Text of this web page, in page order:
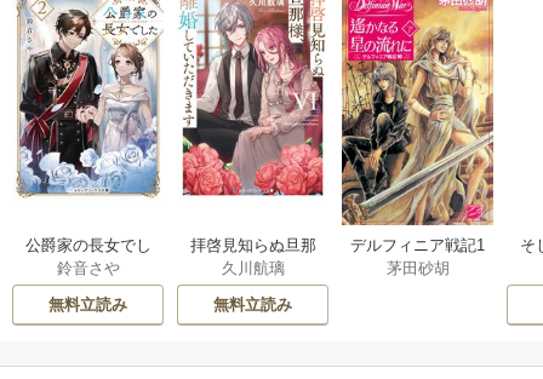
公爵家の長女でし
た
鈴音さや
無料立読み
拝啓見知らぬ旦那
様、離婚していた
だきます
久川航璃
無料立読み
デルフィニア戦記1
茅田砂胡
そ